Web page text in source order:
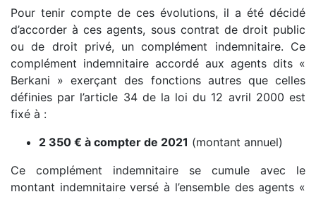
Pour tenir compte de ces évolutions, il a été décidé
d’accorder à ces agents, sous contrat de droit public
ou de droit privé, un complément indemnitaire. Ce
complément indemnitaire accordé aux agents dits «
Berkani » exerçant des fonctions autres que celles
définies par l’article 34 de la loi du 12 avril 2000 est
fixé à :
2 350 € à compter de 2021 (montant annuel)
Ce complément indemnitaire se cumule avec le
montant indemnitaire versé à l’ensemble des agents «